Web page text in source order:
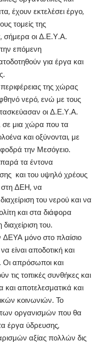
έχουν εκτελέσει έργο,
τομείς της
σήμερα οι Δ.Ε.Υ.Α.
επόμενη
για έργα και
της χώρας
νερό, ενώ με τους
οι Δ.Ε.Υ.Α.
σε μια χώρα που τα
και οξύνονται, με
την Μεσόγειο.
τα έντονα
και του υψηλό χρέους
στη ΔΕΗ, να
του νερού και να
και στα διάφορα
του.
ΔΕΥΑ μόνο στο πλαίσιο
είναι αποδοτική και
Οι απρόσωποι και
τις τοπικές συνθήκες και
αποτελεσματικά και
κοινωνιών. Το
των οργανισμών που θα
έργα ύδρευσης,
αξίας πολλών δις